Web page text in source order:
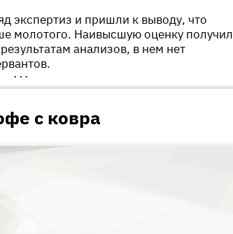
экспертиз и пришли к выводу, что
молотого. Наивысшую оценку
анализов, в нем нет
•••
с ковра